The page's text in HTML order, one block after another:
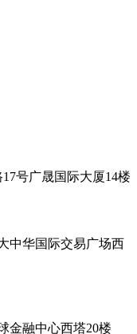
号广晟国际大厦14楼
中华国际交易广场西
金融中心西塔20楼